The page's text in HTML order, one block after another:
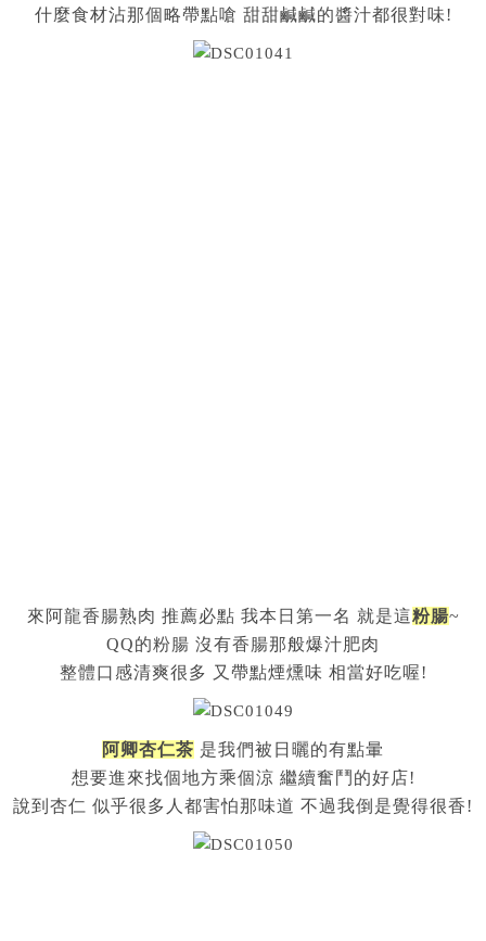
什麼食材沾那個略帶點嗆 甜甜鹹鹹的醬汁都很對味!
來阿龍香腸熟肉 推薦必點 我本日第一名 就是這粉腸~
QQ的粉腸 沒有香腸那般爆汁肥肉
整體口感清爽很多 又帶點煙燻味 相當好吃喔!
阿卿杏仁茶 是我們被日曬的有點暈
想要進來找個地方乘個涼 繼續奮鬥的好店!
說到杏仁 似乎很多人都害怕那味道 不過我倒是覺得很香!